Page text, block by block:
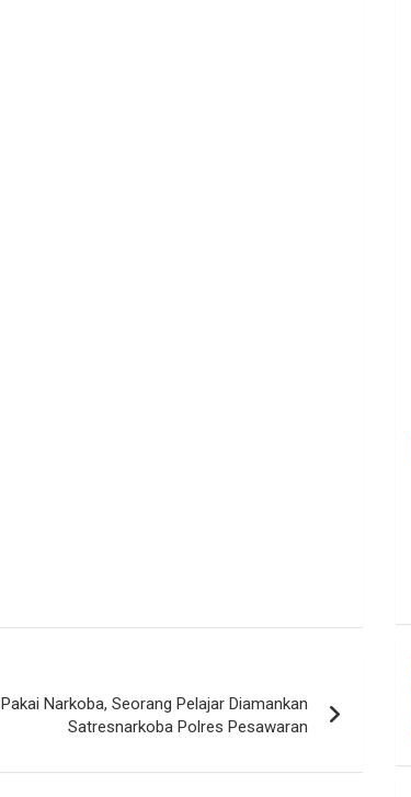
Pakai Narkoba, Seorang Pelajar Diamankan
Satresnarkoba Polres Pesawaran